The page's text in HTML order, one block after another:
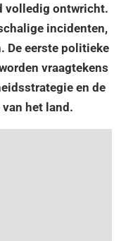
volledig ontwricht.
incidenten,
De eerste politieke
vraagtekens
en de
het land.